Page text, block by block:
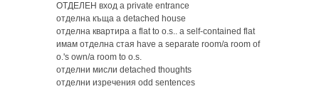
ОТДЕЛЕН вход a private entrance
отделна къща а detached house
отделна квартира a flat to o.s.. a self-contained flat
имам отделна стая have a separate room/a room of
o.'s own/a room to o.s.
отделни мисли detached thoughts
отделни изречения odd sentences